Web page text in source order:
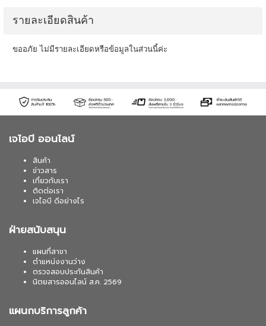
รายละเอียดสินค้า
ขออภัย ไม่มีรายละเอียดหรือข้อมูลในส่วนนี้ค่ะ
เจไอบี ออนไลน์
สินค้า
ข่าวสาร
เกี่ยวกับเรา
ติดต่อเรา
เจไอบี ดีอย่างไร
ฝ่ายสนับสนุน
แผนที่สาขา
ตำแหน่งงานว่าง
ตรวจสอบประกันสินค้า
นิตยสารออนไลน์ ส.ค. 2569
แผนกบริการลูกค้า